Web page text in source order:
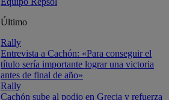
Último
Rally
Entrevista a Cachón: «Para conseguir el
título sería importante lograr una victoria
antes de final de año»
Rally
Cachón sube al podio en Grecia y refuerza